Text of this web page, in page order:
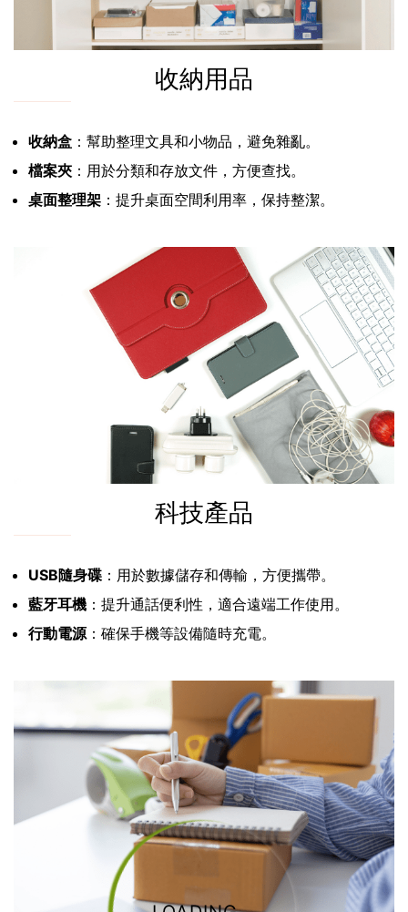
收納用品
收納盒 ：幫助整理文具和小物品，避免雜亂。
檔案夾 ：用於分類和存放文件，方便查找。
桌面整理架 ：提升桌面空間利用率，保持整潔。
科技產品
USB隨身碟 ：用於數據儲存和傳輸，方便攜帶。
藍牙耳機 ：提升通話便利性，適合遠端工作使用。
行動電源：確保手機等設備隨時充電。